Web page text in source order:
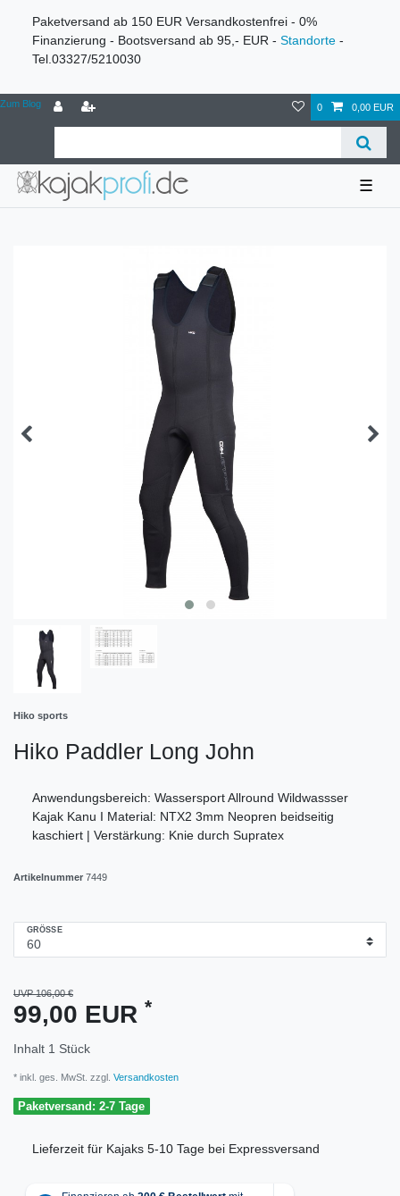
Paketversand ab 150 EUR Versandkostenfrei - 0%
Finanzierung - Bootsversand ab 95,- EUR - Standorte -
Tel.03327/5210030
Zum Blog 0 0,00 EUR
☰
Hiko sports
Hiko Paddler Long John
Anwendungsbereich: Wassersport Allround Wildwassser
Kajak Kanu I Material: NTX2 3mm Neopren beidseitig
kaschiert | Verstärkung: Knie durch Supratex
Artikelnummer 7449
GRÖSSE
UVP 106,00 €
99,00 EUR *
Inhalt 1 Stück
* inkl. ges. MwSt. zzgl. Versandkosten
Paketversand: 2-7 Tage
Lieferzeit für Kajaks 5-10 Tage bei Expressversand